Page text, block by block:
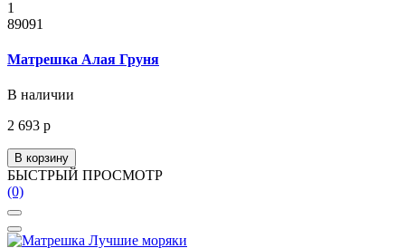
1
89091
Матрешка Алая Груня
В наличии
2 693 р
В корзину
БЫСТРЫЙ ПРОСМОТР
(0)